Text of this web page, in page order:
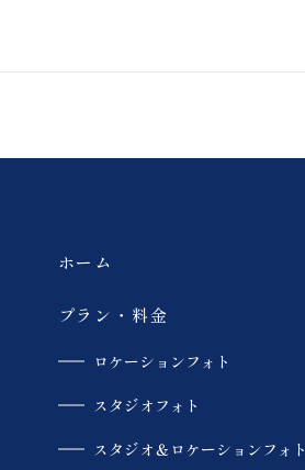
ホーム
プラン・料金
ロケーションフォト
スタジオフォト
スタジオ＆ロケーションフォト